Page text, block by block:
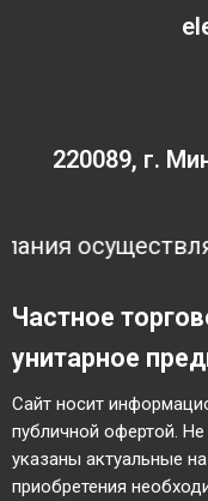
220089, г.
осуществляет
Частное
унитарное
Cайт носит
публичной офертой.
указаны актуальные
приобретения